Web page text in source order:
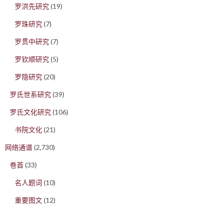
罗洪先研究(19)
罗珠研究(7)
罗贯中研究(7)
罗钦顺研究(5)
罗隐研究(20)
罗氏世系研究(39)
罗氏文化研究(106)
书院文化(21)
网络通谱(2,730)
卷首(33)
名人题词 (10)
重要图文(12)